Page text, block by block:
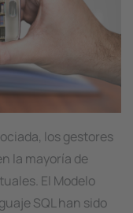
los gestores
la mayoría de
El Modelo
SQL han sido